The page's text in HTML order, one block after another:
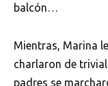
balcón…
Mientras, Marina
charlaron de
padres se